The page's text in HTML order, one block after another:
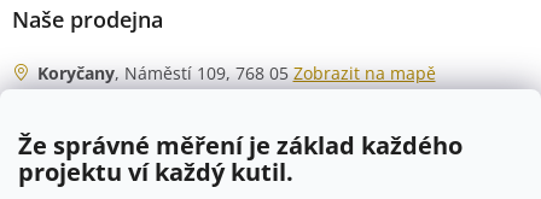
Že správné měření je základ každého
projektu ví každý kutil.
Naše prodejna
Koryčany, Náměstí 109, 768 05 Zobrazit na mapě
Po - Čt
06:00 - 07:00
07:30 - 15:30